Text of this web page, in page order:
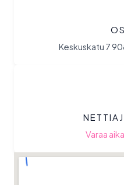
Keskuskatu 7
Varaa